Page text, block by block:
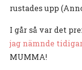
rustades upp
I går så var det
jag nämnde
MUMMA!